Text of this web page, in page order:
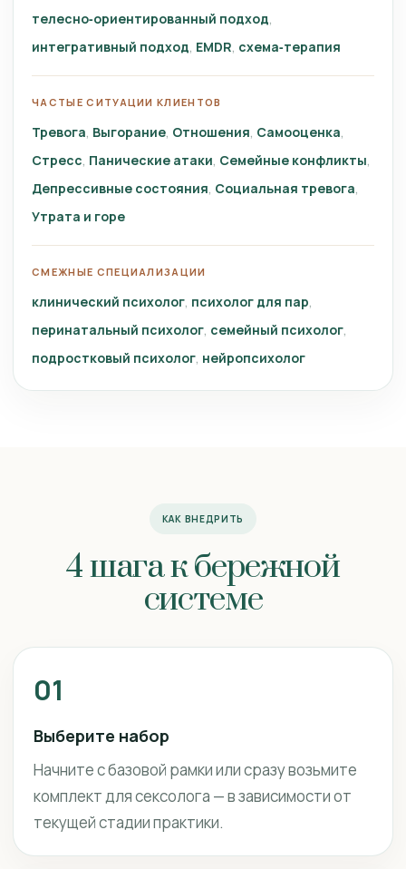
телесно‑ориентированный подход
интегративный подход EMDR схема‑терапия
ЧАСТЫЕ СИТУАЦИИ КЛИЕНТОВ
Тревога Выгорание Отношения Самооценка
Стресс Панические атаки Семейные конфликты
Депрессивные состояния Социальная тревога
Утрата и горе
СМЕЖНЫЕ СПЕЦИАЛИЗАЦИИ
клинический психолог психолог для пар
перинатальный психолог семейный психолог
подростковый психолог нейропсихолог
КАК ВНЕДРИТЬ
4 шага к бережной
системе
01
Выберите набор
Начните с базовой рамки или сразу возьмите
комплект для сексолога — в зависимости от
текущей стадии практики.